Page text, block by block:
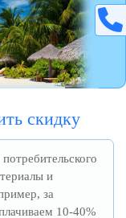
скидку
и
за
10-40%